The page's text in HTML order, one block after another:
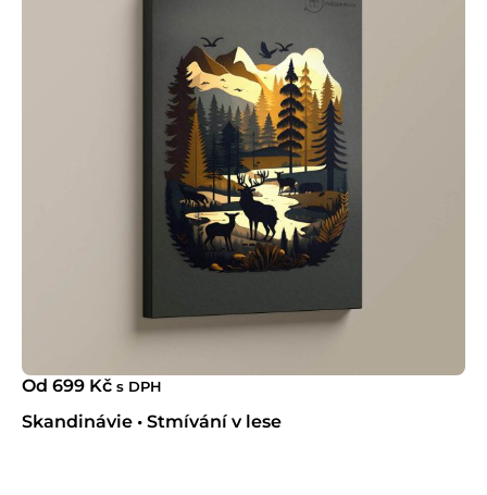
Od 699 Kč s DPH
Skandinávie • Stmívání v lese